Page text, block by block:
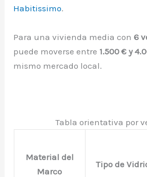
Habitissimo.
Para una vivienda media con6
puede moverse entre 1.500 € y
mismo mercado local.
Tabla orientativa por
Material del
Marco
Tipo de